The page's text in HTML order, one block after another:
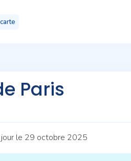
Paris
jour le 29 octobre 2025